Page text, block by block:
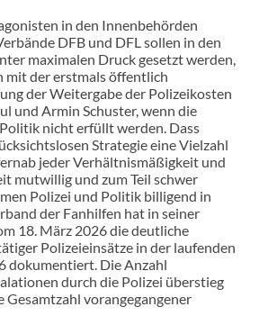
in den Innenbehörden
DFB und DFL sollen in den
maximalen Druck gesetzt werden,
mit der erstmals öffentlich
der Weitergabe der Polizeikosten
und Armin Schuster, wenn die
nicht erfüllt werden. Dass
Strategie eine Vielzahl
jeder Verhältnismäßigkeit und
mutwillig und zum Teil schwer
Polizei und Politik billigend in
der Fanhilfen hat in seiner
18. März 2026 die deutliche
Polizeieinsätze in der laufenden
dokumentiert. Die Anzahl
durch die Polizei überstieg
Gesamtzahl vorangegangener